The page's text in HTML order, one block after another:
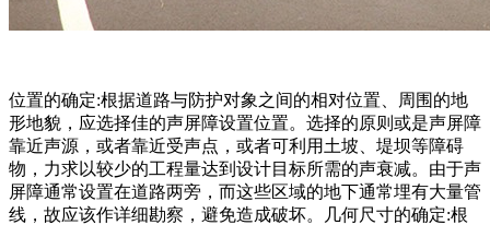
位置的确定:根据道路与防护对象之间的相对位置、周围的地
形地貌，应选择佳的声屏障设置位置。选择的原则或是声屏障
靠近声源，或者靠近受声点，或者可利用土坡、堤坝等障碍
物，力求以较少的工程量达到设计目标所需的声衰减。由于声
屏障通常设置在道路两旁，而这些区域的地下通常埋有大量管
线，故应该作详细勘察，避免造成破坏。几何尺寸的确定:根